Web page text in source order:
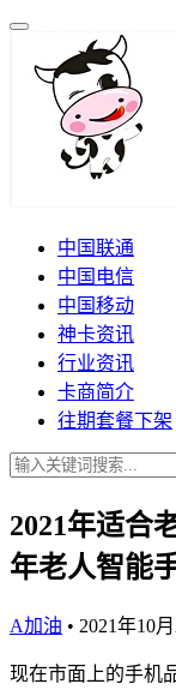
中国联通
中国电信
中国移动
神卡资讯
行业资讯
卡商简介
往期套餐下架
2021年适合
年老人智能
A加油 • 2021年10
现在市面上的手机